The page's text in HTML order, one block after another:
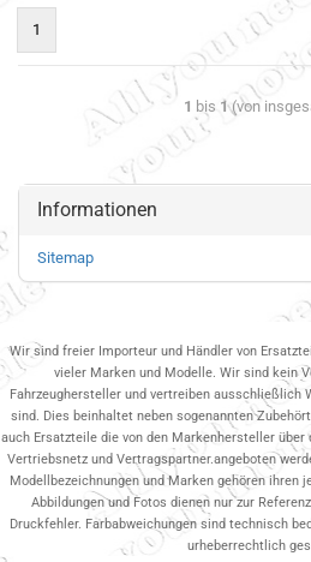
1
1 bis 1(von
Informationen
Sitemap
Wir sind freier Importeur und Händler von
vieler Marken und Modelle. Wir sind kein
Fahrzeughersteller und vertreiben ausschließlich
sind. Dies beinhaltet neben sogenannten
auch Ersatzteile die von den Markenhersteller über
Vertriebsnetz und Vertragspartner.angeboten
Modellbezeichnungen und Marken gehören ihren
Abbildungen und Fotos dienen nur zur
Druckfehler. Farbabweichungen sind technisch
urheberrechtlich